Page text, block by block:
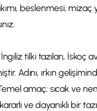
beslenmesi, mizaç
tilki tazıları,
Adını, ırkın
amaç; sıcak ve
ve dayanıklı bir